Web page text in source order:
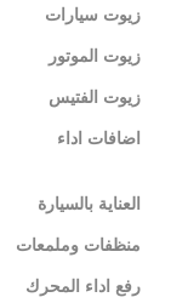
زيوت سيارات
زيوت الموتور
زيوت الفتيس
اضافات اداء
العناية بالسيارة
منظفات وملمعات
رفع اداء المحرك